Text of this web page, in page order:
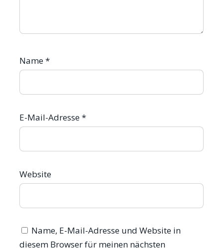
Name*
E-Mail-Adresse*
Website
Name, E-Mail-Adresse und Website in
diesem Browser für meinen nächsten